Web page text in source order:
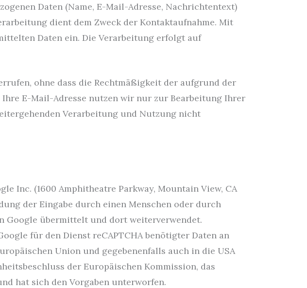
Daten (Name, E-Mail-Adresse, Nachrichtentext)
dient dem Zweck der Kontaktaufnahme. Mit
Daten ein. Die Verarbeitung erfolgt auf
ohne dass die Rechtmäßigkeit der aufgrund der
E-Mail-Adresse nutzen wir nur zur Bearbeitung Ihrer
Verarbeitung und Nutzung nicht
Inc. (1600 Amphitheatre Parkway, Mountain View, CA
der Eingabe durch einen Menschen oder durch
Google übermittelt und dort weiterverwendet.
für den Dienst reCAPTCHA benötigter Daten an
Union und gegebenenfalls auch in die USA
der Europäischen Kommission, das
hat sich den Vorgaben unterworfen.